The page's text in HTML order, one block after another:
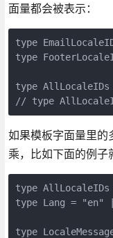
面量都会被表示：
type
type
type
// type
如果模板字面量里的
乘，比如下面的例子
type
type Lang =
type